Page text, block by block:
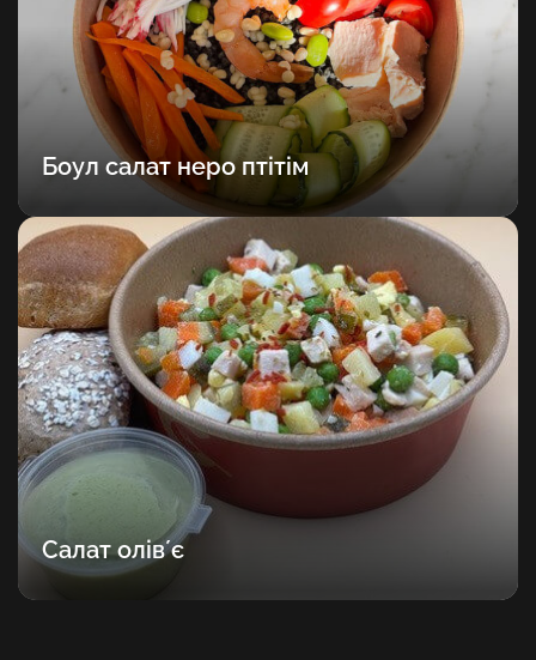
Боул салат неро птітім
Салат олівʼє